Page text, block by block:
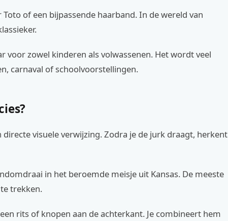
of een bijpassende haarband. In de wereld van
voor zowel kinderen als volwassenen. Het wordt veel
carnaval of schoolvoorstellingen.
visuele verwijzing. Zodra je de jurk draagt, herkent
in het beroemde meisje uit Kansas. De meeste
trekken.
rits of knopen aan de achterkant. Je combineert hem